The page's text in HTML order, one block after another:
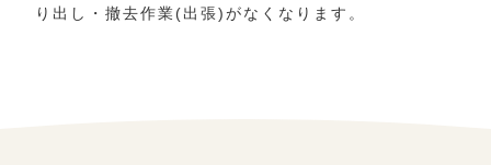
り出し・撤去作業(出張)がなくなります。